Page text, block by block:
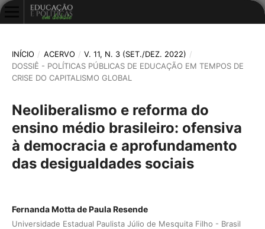
INÍCIO / ACERVO / V. 11, N. 3 (SET./DEZ. 2022) /
DOSSIÊ - POLÍTICAS PÚBLICAS DE EDUCAÇÃO EM TEMPOS DE
CRISE DO CAPITALISMO GLOBAL
Neoliberalismo e reforma do
ensino médio brasileiro: ofensiva
à democracia e aprofundamento
das desigualdades sociais
Fernanda Motta de Paula Resende
Universidade Estadual Paulista Júlio de Mesquita Filho - Brasil